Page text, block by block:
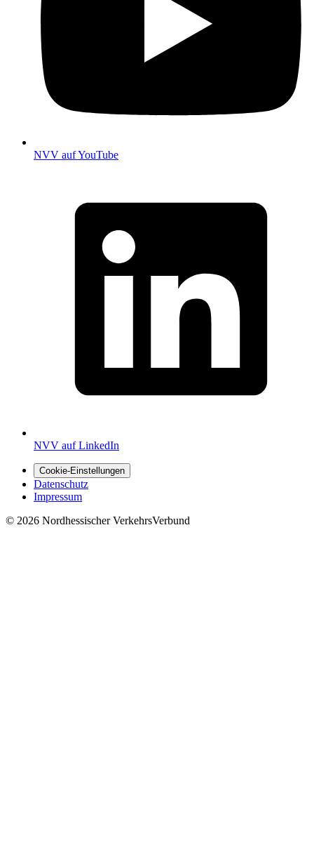
NVV auf YouTube
NVV auf LinkedIn
Cookie-Einstellungen
Datenschutz
Impressum
© 2026 Nordhessischer VerkehrsVerbund